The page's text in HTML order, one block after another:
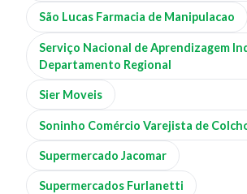
São Lucas Farmacia de Manipulacao
Serviço Nacional de Aprendizagem
Departamento Regional
Sier Moveis
Soninho Comércio Varejista de
Supermercado Jacomar
Supermercados Furlanetti